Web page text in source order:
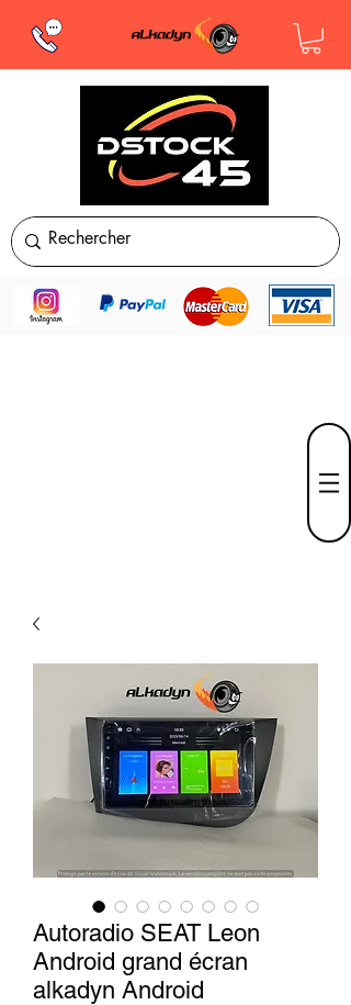
Autoradio SEAT Leon
Android grand écran
alkadyn Android